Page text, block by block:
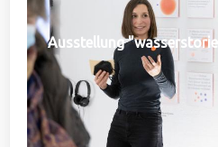
Ausstellung